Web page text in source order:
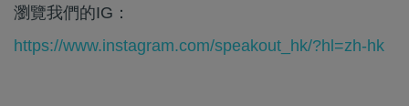
瀏覽我們的IG：
https://www.instagram.com/speakout_hk/?hl=zh-hk